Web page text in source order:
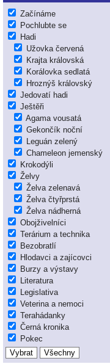
Začínáme
Pochlubte se
Hadi
Užovka červená
Krajta královská
Korálovka sedlatá
Hroznýš královský
Jedovatí hadi
Ještěři
Agama vousatá
Gekončík noční
Leguán zelený
Chameleon jemenský
Krokodýli
Želvy
Želva zelenavá
Želva čtyřprstá
Želva nádherná
Obojživelníci
Terárium a technika
Bezobratlí
Hlodavci a zajícovci
Burzy a výstavy
Literatura
Legislativa
Veterina a nemoci
Terahádanky
Černá kronika
Pokec